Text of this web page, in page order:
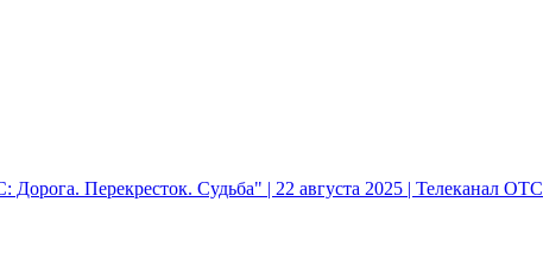
Перекресток. Судьба" | 22 августа 2025 | Телеканал ОТС